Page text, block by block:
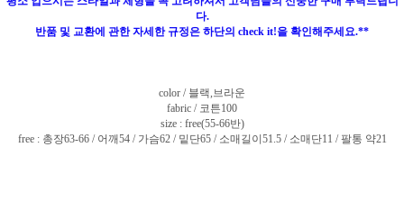
다.
반품 및 교환에 관한 자세한 규정은 하단의 check it!을 확인해주세요.**
color / 블랙,브라운
fabric / 코튼100
size : free(55-66반)
free : 총장63-66 / 어깨54 / 가슴62 / 밑단65 / 소매길이51.5 / 소매단11 / 팔통 약21